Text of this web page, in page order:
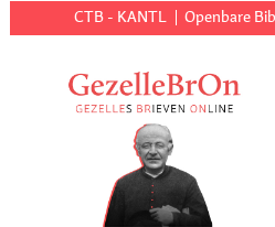
CTB - KANTL Openbare